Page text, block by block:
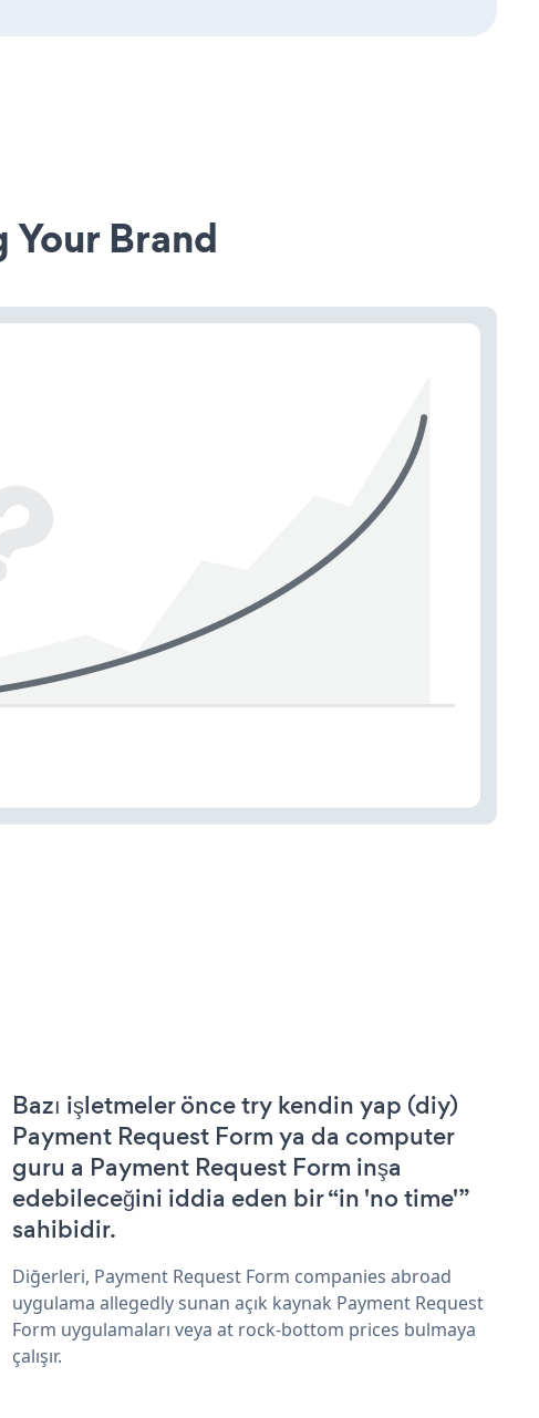
Brand
Bazı işletmeler önce try kendin yap (diy)
Payment Request Form ya da computer
guru a Payment Request Form inşa
edebileceğini iddia eden bir “in 'no time'”
sahibidir.
Diğerleri, Payment Request Form companies abroad
uygulama allegedly sunan açık kaynak Payment Request
Form uygulamaları veya at rock-bottom prices bulmaya
çalışır.